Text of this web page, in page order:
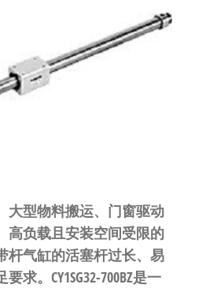
大型物料搬运、门窗驱动
高负载且安装空间受限的
杆气缸的活塞杆过长、易
求。CY1SG32-700BZ是一